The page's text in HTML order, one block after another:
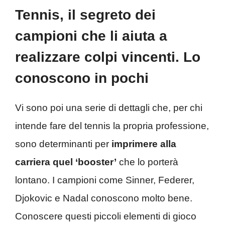
Tennis, il segreto dei
campioni che li aiuta a
realizzare colpi vincenti. Lo
conoscono in pochi
Vi sono poi una serie di dettagli che, per chi
intende fare del tennis la propria professione,
sono determinanti per imprimere alla
carriera quel ‘booster’ che lo porterà
lontano. I campioni come Sinner, Federer,
Djokovic e Nadal conoscono molto bene.
Conoscere questi piccoli elementi di gioco